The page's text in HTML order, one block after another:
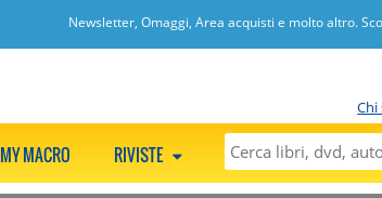
Newsletter, Omaggi, Area acquisti e molto altro.
Chi
MY MACRO RIVISTE